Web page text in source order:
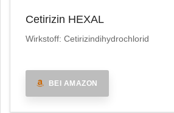
Cetirizin HEXAL
Wirkstoff: Cetirizindihydrochlorid
BEI AMAZON